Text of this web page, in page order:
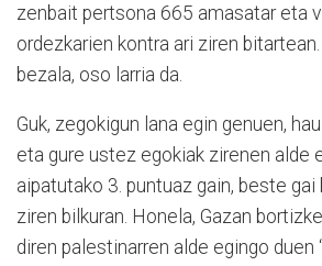
zenbait pertsona 665 amasatar eta
ordezkarien kontra ari ziren
bezala, oso larria da.
Guk, zegokigun lana egin genuen,
eta gure ustez egokiak zirenen alde
aipatutako 3. puntuaz gain, beste gai
ziren bilkuran. Honela, Gazan
diren palestinarren alde egingo duen